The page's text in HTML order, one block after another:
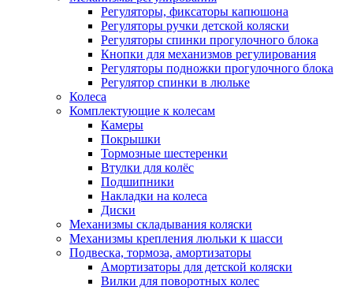
Регуляторы, фиксаторы капюшона
Регуляторы ручки детской коляски
Регуляторы спинки прогулочного блока
Кнопки для механизмов регулирования
Регуляторы подножки прогулочного блока
Регулятор спинки в люльке
Колеса
Комплектующие к колесам
Камеры
Покрышки
Тормозные шестеренки
Втулки для колёс
Подшипники
Накладки на колеса
Диски
Механизмы складывания коляски
Механизмы крепления люльки к шасси
Подвеска, тормоза, амортизаторы
Амортизаторы для детской коляски
Вилки для поворотных колес